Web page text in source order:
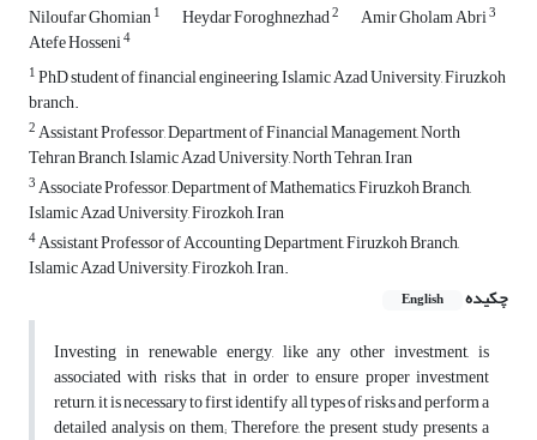
Niloufar Ghomian1 Heydar Foroghnezhad2 Amir Gholam Abri3
Atefe Hosseni4
1PhD student of financial engineering, Islamic Azad University, Firuzkoh
branch.
2Assistant Professor, Department of Financial Management, North
Tehran Branch, Islamic Azad University, North Tehran, Iran
3Associate Professor, Department of Mathematics, Firuzkoh Branch,
Islamic Azad University, Firozkoh, Iran
4Assistant Professor of Accounting Department, Firuzkoh Branch,
Islamic Azad University, Firozkoh, Iran.
چکیده
English
Investing in renewable energy, like any other investment, is
associated with risks that in order to ensure proper investment
return, it is necessary to first identify all types of risks and perform a
detailed analysis on them; Therefore, the present study presents a